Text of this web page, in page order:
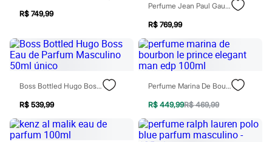
Calcinhas
Meias
Pijamas
Sutiãs e Tops
Moda praia
Biquínis
Maiôs
Saídas de praia
Personagens
Plus size
Blusas e Camisetas
R$ 749,99
Perfume Jean Paul Gaultier Le Male Le Parfum Masculino Eau De Parfum 125ml Único
R$ 769,99
Boss Bottled Hugo Boss Eau De Parfum Masculino 50ml Único
R$ 539,99
Perfume Marina De Bourbon Le Prince Elegant Man Edp 100ml
R$ 449,99R$ 469,99